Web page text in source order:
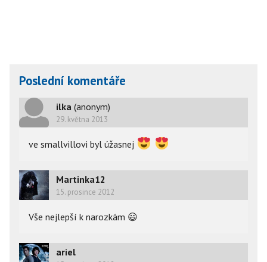
Poslední komentáře
ilka (anonym)
29. května 2013
ve smallvillovi byl úžasnej
Martinka12
15. prosince 2012
Vše nejlepší k narozkám 😃
ariel